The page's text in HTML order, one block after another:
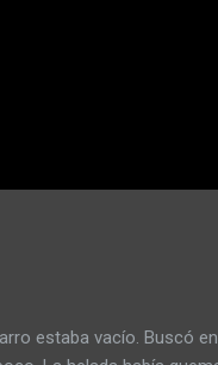
estaba vacío. Buscó